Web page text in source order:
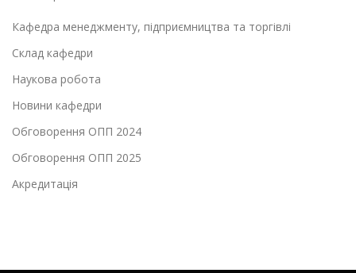
Кафедра менеджменту, підприємництва та торгівлі
Склад кафедри
Наукова робота
Новини кафедри
Обговорення ОПП 2024
Обговорення ОПП 2025
Акредитація